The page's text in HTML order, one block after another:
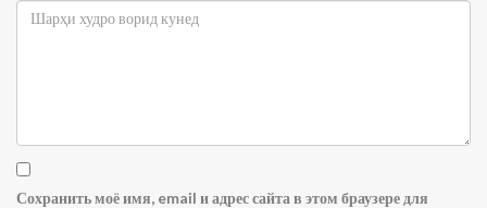
Сохранить моё имя, email и адрес сайта в этом браузере для